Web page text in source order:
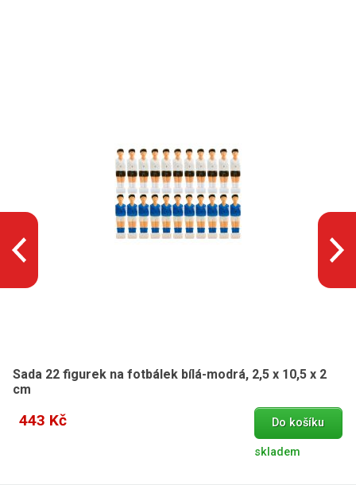
Sada 22 figurek na fotbálek bílá-modrá, 2,5 x 10,5 x 2
cm
443 Kč Do košíku
skladem